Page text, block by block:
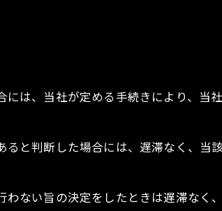
は、当社が定める手続きにより、当
と判断した場合には、遅滞なく、当
ない旨の決定をしたときは遅滞なく